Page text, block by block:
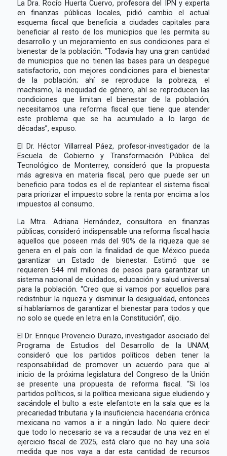
La Dra. Rocío Huerta Cuervo, profesora del IPN y experta
en finanzas públicas locales, pidió cambio el actual
esquema fiscal que beneficia a ciudades capitales para
beneficiar al resto de los municipios que les permita su
desarrollo y un mejoramiento en sus condiciones para el
bienestar de la población. "Todavía hay una gran cantidad
de municipios que no tienen las bases para un despegue
satisfactorio, con mejores condiciones para el bienestar
de la población; ahí se reproduce la pobreza, el
machismo, la inequidad de género, ahí se reproducen las
condiciones que limitan el bienestar de la población;
necesitamos una reforma fiscal que tiene que atender
este problema que se ha acumulado a lo largo de
décadas”, expuso.
El Dr. Héctor Villarreal Páez, profesor-investigador de la
Escuela de Gobierno y Transformación Pública del
Tecnológico de Monterrey, consideró que la propuesta
más agresiva en materia fiscal, pero que puede ser un
beneficio para todos es el de replantear el sistema fiscal
para priorizar el impuesto sobre la renta por encima a los
impuestos al consumo.
La Mtra. Adriana Hernández, consultora en finanzas
públicas, consideró indispensable una reforma fiscal hacia
aquellos que poseen más del 90% de la riqueza que se
genera en el país con la finalidad de que México pueda
garantizar un Estado de bienestar. Estimó que se
requieren 544 mil millones de pesos para garantizar un
sistema nacional de cuidados, educación y salud universal
para la población. “Creo que si vamos por aquellos para
redistribuir la riqueza y disminuir la desigualdad, entonces
sí hablaríamos de garantizar el bienestar para todos y que
no solo se quede en letra en la Constitución”, dijo.
El Dr. Enrique Provencio Durazo, investigador asociado del
Programa de Estudios del Desarrollo de la UNAM,
consideró que los partidos políticos deben tener la
responsabilidad de promover un acuerdo para que al
inicio de la próxima legislatura del Congreso de la Unión
se presente una propuesta de reforma fiscal. “Si los
partidos políticos, si la política mexicana sigue eludiendo y
sacándole el bulto a este elefantote en la sala que es la
precariedad tributaria y la insuficiencia hacendaria crónica
mexicana no vamos a ir a ningún lado. No quiere decir
que todo lo necesario se va a recaudar de una vez en el
ejercicio fiscal de 2025, está claro que no hay una sola
medida que nos vaya a dar esta cantidad de recursos